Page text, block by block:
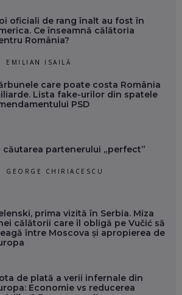
oficiali de rang înalt au fost în
Ce înseamnă călătoria
România?
EMILIAN ISAILĂ
care poate costa România
Lista fake-urilor din spatele
PSD
căutarea partenerului „perfect”
GEORGE CHIRIACESCU
prima vizită în Serbia. Miza
călătorii care îl obligă pe Vučić să
între Moscova și apropierea de
de plată a verii infernale din
Economie vs reducerea